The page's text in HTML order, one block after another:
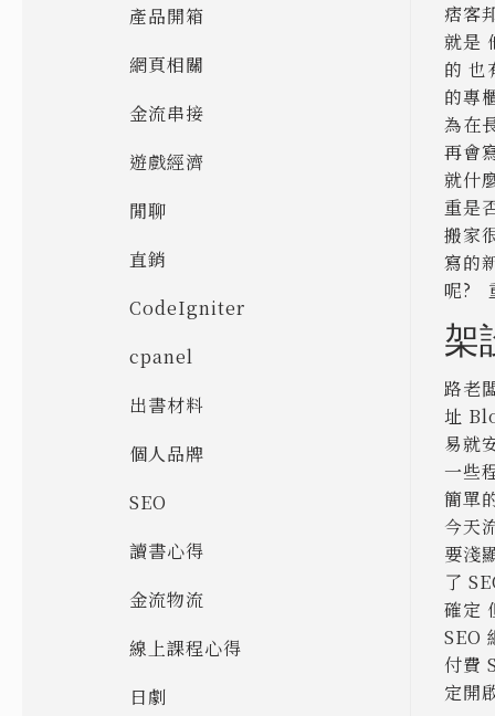
產品開箱
網頁相關
金流串接
遊戲經濟
閒聊
直銷
CodeIgniter
cpanel
出書材料
個人品牌
SEO
讀書心得
金流物流
線上課程心得
日劇
痞客
就是
的 也
的專
為在
再會
就什
重是
搬家
寫的
呢?
架
路老
址
易就
一些
簡單
今天
要淺
了
確定
SEO
付費
定開